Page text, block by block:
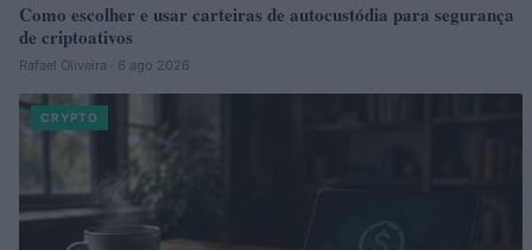
Como escolher e usar carteiras de autocustódia para segurança
de criptoativos
Rafael Oliveira · 6 ago 2026
CRYPTO